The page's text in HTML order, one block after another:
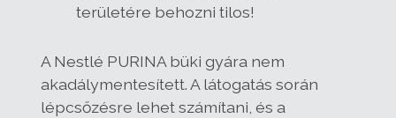
területére behozni tilos!
A Nestlé PURINA büki gyára nem
akadálymentesített. A látogatás során
lépcsőzésre lehet számítani, és a